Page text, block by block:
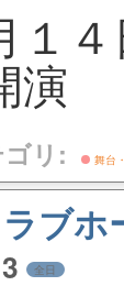
１
演
リ: 舞台
ブホ
全日